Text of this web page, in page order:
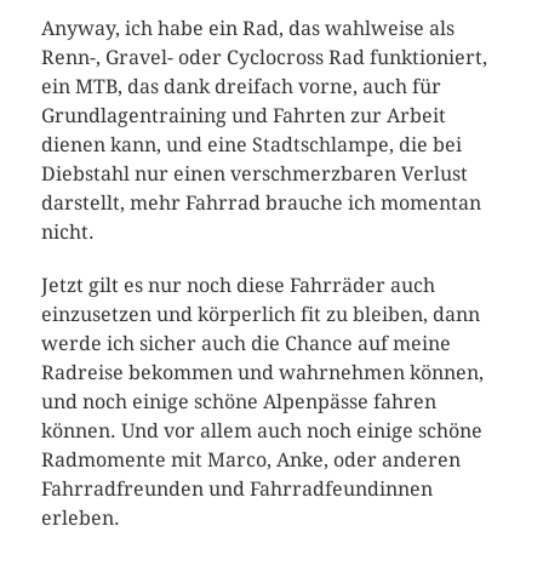
Anyway, ich habe ein Rad, das wahlweise als
Renn-, Gravel- oder Cyclocross Rad funktioniert,
ein MTB, das dank dreifach vorne, auch für
Grundlagentraining und Fahrten zur Arbeit
dienen kann, und eine Stadtschlampe, die bei
Diebstahl nur einen verschmerzbaren Verlust
darstellt, mehr Fahrrad brauche ich momentan
nicht.
Jetzt gilt es nur noch diese Fahrräder auch
einzusetzen und körperlich fit zu bleiben, dann
werde ich sicher auch die Chance auf meine
Radreise bekommen und wahrnehmen können,
und noch einige schöne Alpenpässe fahren
können. Und vor allem auch noch einige schöne
Radmomente mit Marco, Anke, oder anderen
Fahrradfreunden und Fahrradfeundinnen
erleben.